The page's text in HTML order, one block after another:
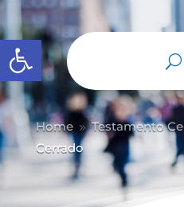
Abrir barra de herramientas
Home 9 Testamento
Cerrado